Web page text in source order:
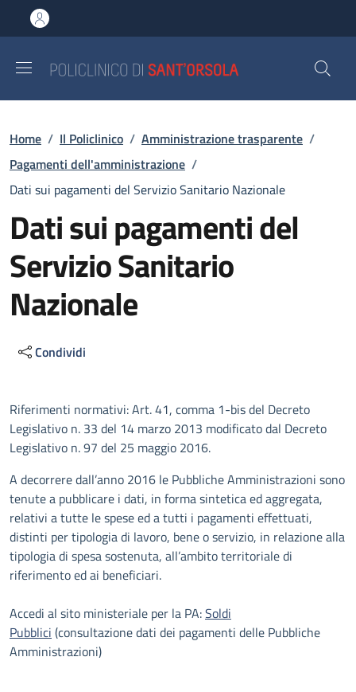
al contenuto principale
to footer content
Briciole di pane
Home / Il Policlinico / Amministrazione trasparente /
Pagamenti dell'amministrazione /
Dati sui pagamenti del Servizio Sanitario Nazionale
Dati sui pagamenti del
Servizio Sanitario
Nazionale
Condividi
Descrizione
Riferimenti normativi: Art. 41, comma 1-bis del Decreto
Legislativo n. 33 del 14 marzo 2013 modificato dal Decreto
Legislativo n. 97 del 25 maggio 2016.
A decorrere dall’anno 2016 le Pubbliche Amministrazioni sono
tenute a pubblicare i dati, in forma sintetica ed aggregata,
relativi a tutte le spese ed a tutti i pagamenti effettuati,
distinti per tipologia di lavoro, bene o servizio, in relazione alla
tipologia di spesa sostenuta, all’ambito territoriale di
riferimento ed ai beneficiari.
Accedi al sito ministeriale per la PA:Soldi
Pubblici (consultazione dati dei pagamenti delle Pubbliche
Amministrazioni)